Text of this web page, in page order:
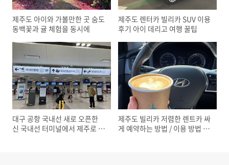
제주도 아이와 가볼만한 곳 숨도
동백꽃과 귤 체험을 동시에
제주도 렌터카 빌리카 SUV 이용
후기 아이 데리고 여행 꿀팁
대구 공항 국내선 새로 오픈한
신 국내선 터미널에서 제주로 출
제주도 빌리카 저렴한 렌트카 싸
게 예약하는 방법 / 이용 방법 총